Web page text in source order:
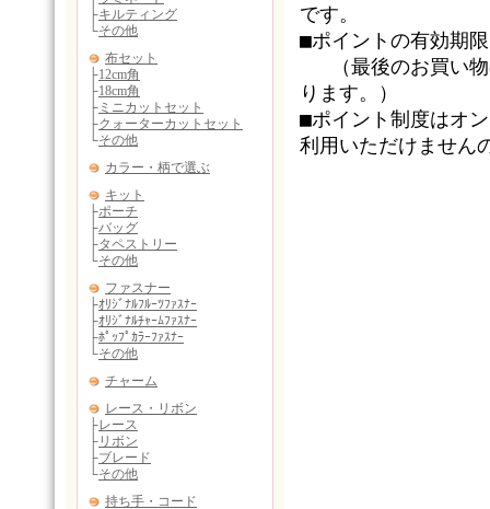
です。
■ポイントの有効期
（最後のお買い物
ります。）
■ポイント制度はオ
利用いただけません